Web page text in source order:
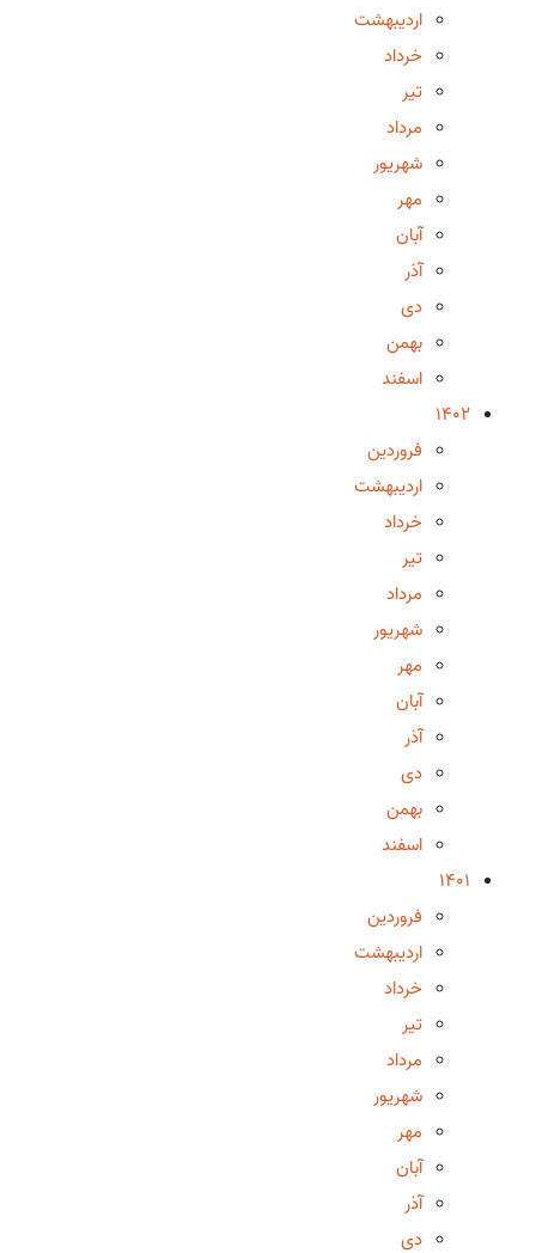
اردیبهشت
خرداد
تیر
مرداد
شهریور
مهر
آبان
آذر
دی
بهمن
اسفند
1402
فروردین
اردیبهشت
خرداد
تیر
مرداد
شهریور
مهر
آبان
آذر
دی
بهمن
اسفند
1401
فروردین
اردیبهشت
خرداد
تیر
مرداد
شهریور
مهر
آبان
آذر
دی